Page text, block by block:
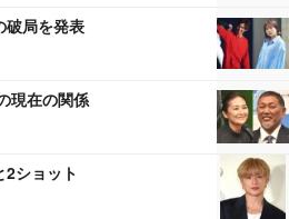
破局を発表
現在の関係
2ショット